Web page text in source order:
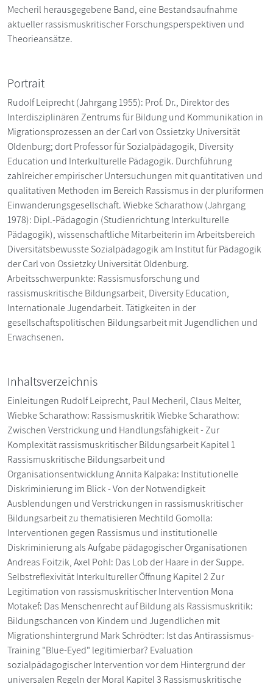
Mecheril herausgegebene Band, eine Bestandsaufnahme
aktueller rassismuskritischer Forschungsperspektiven und
Theorieansätze.
Portrait
Rudolf Leiprecht (Jahrgang 1955): Prof. Dr., Direktor des
Interdisziplinären Zentrums für Bildung und Kommunikation in
Migrationsprozessen an der Carl von Ossietzky Universität
Oldenburg; dort Professor für Sozialpädagogik, Diversity
Education und Interkulturelle Pädagogik. Durchführung
zahlreicher empirischer Untersuchungen mit quantitativen und
qualitativen Methoden im Bereich Rassismus in der pluriformen
Einwanderungsgesellschaft. Wiebke Scharathow (Jahrgang
1978): Dipl.-Pädagogin (Studienrichtung Interkulturelle
Pädagogik), wissenschaftliche Mitarbeiterin im Arbeitsbereich
Diversitätsbewusste Sozialpädagogik am Institut für Pädagogik
der Carl von Ossietzky Universität Oldenburg.
Arbeitsschwerpunkte: Rassismusforschung und
rassismuskritische Bildungsarbeit, Diversity Education,
Internationale Jugendarbeit. Tätigkeiten in der
gesellschaftspolitischen Bildungsarbeit mit Jugendlichen und
Erwachsenen.
Inhaltsverzeichnis
Einleitungen Rudolf Leiprecht, Paul Mecheril, Claus Melter,
Wiebke Scharathow: Rassismuskritik Wiebke Scharathow:
Zwischen Verstrickung und Handlungsfähigkeit - Zur
Komplexität rassismuskritischer Bildungsarbeit Kapitel 1
Rassismuskritische Bildungsarbeit und
Organisationsentwicklung Annita Kalpaka: Institutionelle
Diskriminierung im Blick - Von der Notwendigkeit
Ausblendungen und Verstrickungen in rassismuskritischer
Bildungsarbeit zu thematisieren Mechtild Gomolla:
Interventionen gegen Rassismus und institutionelle
Diskriminierung als Aufgabe pädagogischer Organisationen
Andreas Foitzik, Axel Pohl: Das Lob der Haare in der Suppe.
Selbstreflexivität Interkultureller Öffnung Kapitel 2 Zur
Legitimation von rassismuskritischer Intervention Mona
Motakef: Das Menschenrecht auf Bildung als Rassismuskritik:
Bildungschancen von Kindern und Jugendlichen mit
Migrationshintergrund Mark Schrödter: Ist das Antirassismus-
Training "Blue-Eyed" legitimierbar? Evaluation
sozialpädagogischer Intervention vor dem Hintergrund der
universalen Regeln der Moral Kapitel 3 Rassismuskritische